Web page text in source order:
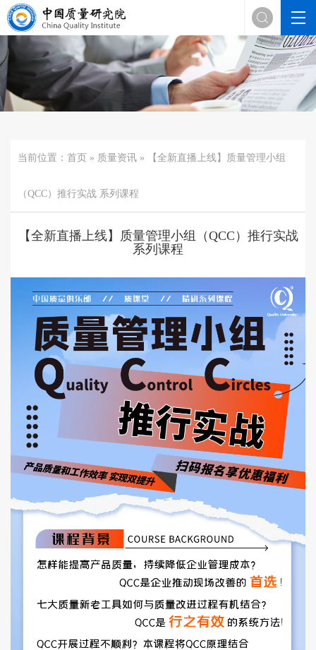

当前位置： 首页 » 质量资讯 » 【全新直播上线】质量管理小组
（QCC）推行实战 系列课程
【全新直播上线】质量管理小组（QCC）推行实战
系列课程